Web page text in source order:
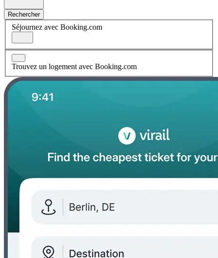
Rechercher
Séjournez avec Booking.com
Trouvez un logement avec Booking.com